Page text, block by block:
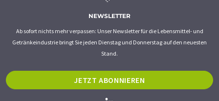
NEWSLETTER
Ab sofort nichts mehr verpassen: Unser Newsletter für die Lebensmittel- und
Getränkeindustrie bringt Sie jeden Dienstag und Donnerstag auf den neuesten
Stand.
JETZT ABONNIEREN